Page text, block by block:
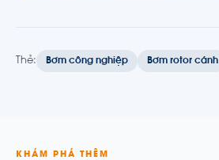
Thẻ: Bơm công nghiệp Bơm rotor cánh
KHÁM PHÁ THÊM